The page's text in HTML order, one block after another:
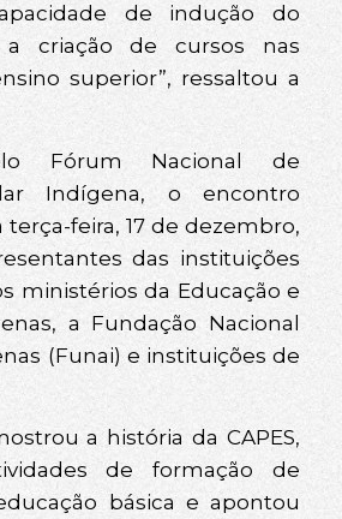
de indução do
a criação de cursos nas
superior”, ressaltou a
Fórum Nacional de
Indígena, o encontro
feira, 17 de dezembro,
das instituições
ministérios da Educação e
a Fundação Nacional
(Funai) e instituições de
a história da CAPES,
de formação de
básica e apontou